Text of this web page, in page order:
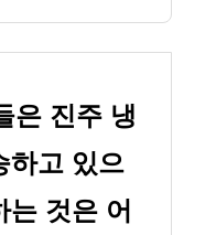
은 진주 냉
하고 있으
는 것은 어